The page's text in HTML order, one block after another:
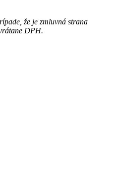
že je zmluvná strana
DPH.